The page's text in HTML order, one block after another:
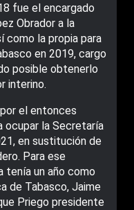
fue el encargado
Obrador a la
como la propia para
en 2019, cargo
posible obtenerlo
interino.
el entonces
ocupar la Secretaría
en sustitución de
Para ese
tenía un año como
de Tabasco, Jaime
Priego presidente